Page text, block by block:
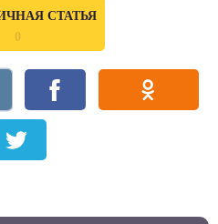
СТАТЬЯ
0